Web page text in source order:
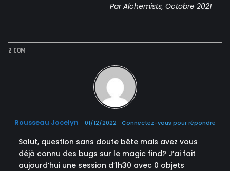
Par Alchemists, Octobre 2021
2 COM
Rousseau Jocelyn 01/12/2022 Connectez-vous pour répondre
Salut, question sans doute bête mais avez vous
déjà connu des bugs sur le magic find? J’ai fait
aujourd’hui une session d’1h30 avec 0 objets